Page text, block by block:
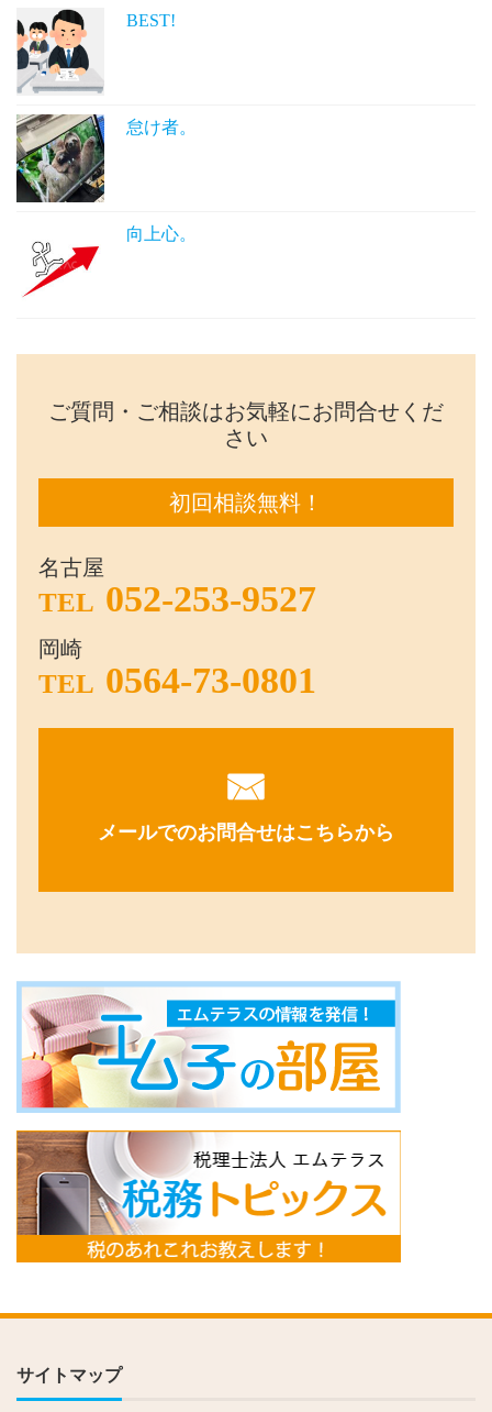
BEST!
怠け者。
向上心。
ご質問・ご相談はお気軽にお問合せくだ
さい
初回相談無料！
名古屋
TEL 052-253-9527
岡崎
TEL 0564-73-0801
メールでのお問合せはこちらから
サイトマップ